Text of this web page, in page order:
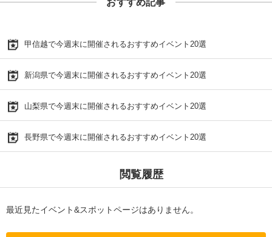
甲信越で今週末に開催されるおすすめイベント20選
新潟県で今週末に開催されるおすすめイベント20選
山梨県で今週末に開催されるおすすめイベント20選
長野県で今週末に開催されるおすすめイベント20選
閲覧履歴
最近見たイベント&スポットページはありません。